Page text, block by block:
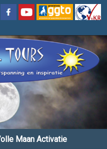
Maan Activatie